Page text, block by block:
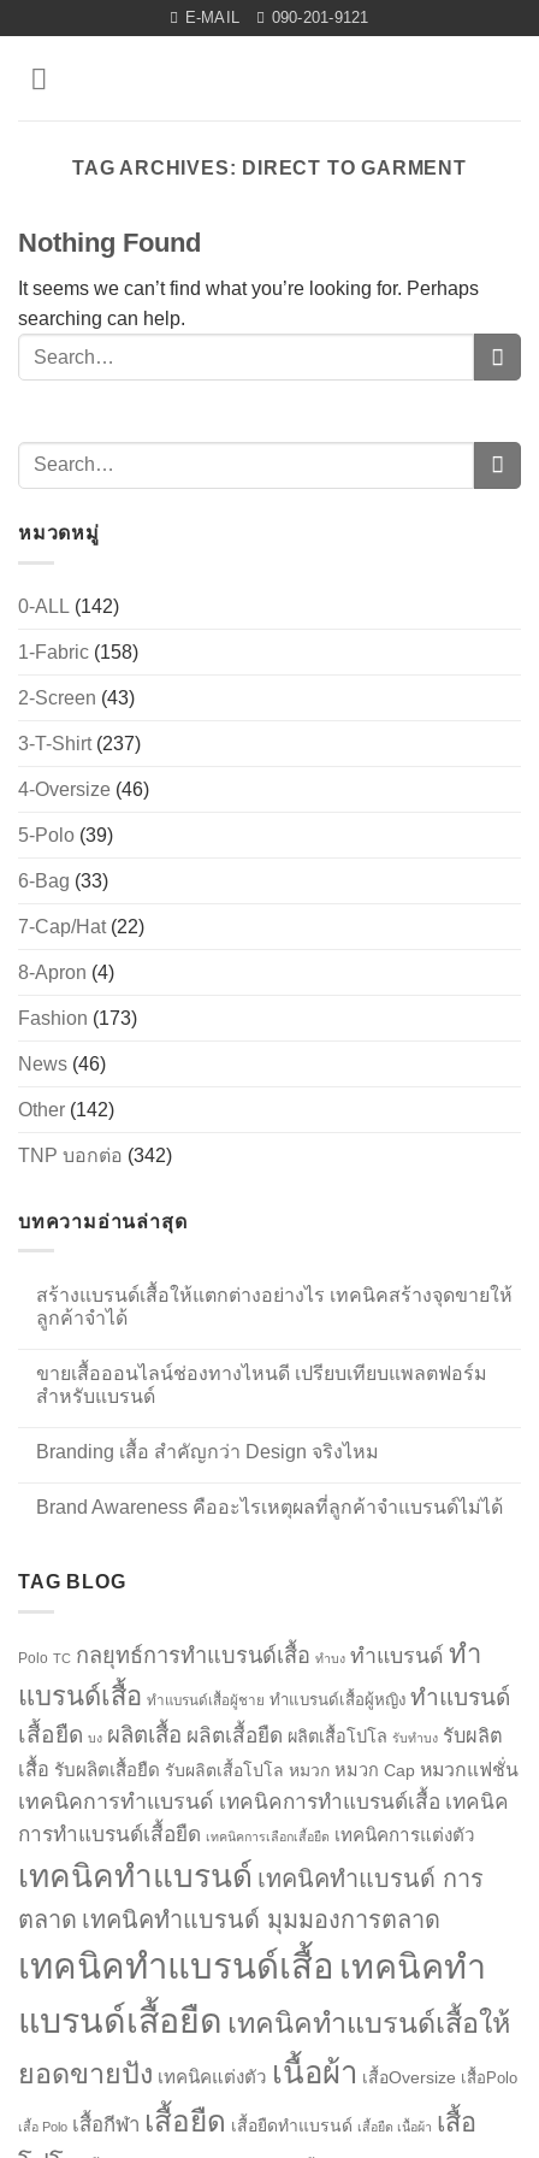
content
E-MAIL 090-201-9121
TAG ARCHIVES: DIRECT TO GARMENT
Nothing Found
It seems we can’t find what you’re looking for. Perhaps
searching can help.
หมวดหมู่
0-ALL (142)
1-Fabric (158)
2-Screen (43)
3-T-Shirt(237)
4-Oversize (46)
5-Polo (39)
6-Bag (33)
7-Cap/Hat(22)
8-Apron (4)
Fashion (173)
News (46)
Other (142)
TNP บอกต่อ (342)
บทความอ่านล่าสุด
สร้างแบรนด์เสื้อให้แตกต่างอย่างไร เทคนิคสร้างจุดขายให้
ลูกค้าจำได้
ขายเสื้อออนไลน์ช่องทางไหนดี เปรียบเทียบแพลตฟอร์ม
สำหรับแบรนด์
Branding เสื้อ สำคัญกว่า Design จริงไหม
Brand Awareness คืออะไรเหตุผลที่ลูกค้าจำแบรนด์ไม่ได้
TAG BLOG
Polo TC กลยุทธ์การทำแบรนด์เสื้อ ทำบง ทำแบรนด์ ทำ
แบรนด์เสื้อ ทำแบรนด์เสื้อผู้ชาย ทำแบรนด์เสื้อผู้หญิง ทำแบรนด์
เสื้อยืด บง ผลิตเสื้อ ผลิตเสื้อยืด ผลิตเสื้อโปโล รับทำบง รับผลิต
เสื้อ รับผลิตเสื้อยืด รับผลิตเสื้อโปโล หมวก หมวก Cap หมวกแฟชั่น
เทคนิคการทำแบรนด์ เทคนิคการทำแบรนด์เสื้อ เทคนิค
การทำแบรนด์เสื้อยืด เทคนิคการเลือกเสื้อยืด เทคนิคการแต่งตัว
เทคนิคทำแบรนด์ เทคนิคทำแบรนด์ การ
ตลาด เทคนิคทำแบรนด์ มุมมองการตลาด
เทคนิคทำแบรนด์เสื้อ เทคนิคทำ
แบรนด์เสื้อยืด เทคนิคทำแบรนด์เสื้อให้
ยอดขายปัง เทคนิคแต่งตัว เนื้อผ้า เสื้อOversize เสื้อPolo
เสื้อ Polo เสื้อกีฬา เสื้อยืด เสื้อยืดทำแบรนด์ เสื้อยืด เนื้อผ้า เสื้อ